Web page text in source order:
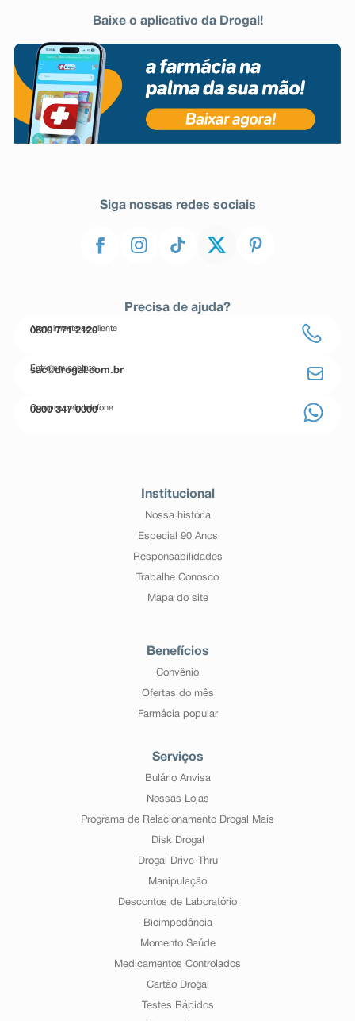
Baixe o aplicativo da Drogal!
Siga nossas redes sociais
Precisa de ajuda?
Atendimento ao cliente
0800 771 2120
Entre em contato
sac@drogal.com.br
Compre pelo telefone
0800 347 0000
Institucional
Nossa história
Especial 90 Anos
Responsabilidades
Trabalhe Conosco
Mapa do site
Benefícios
Convênio
Ofertas do mês
Farmácia popular
Serviços
Bulário Anvisa
Nossas Lojas
Programa de Relacionamento Drogal Mais
Disk Drogal
Drogal Drive-Thru
Manipulação
Descontos de Laboratório
Bioimpedância
Momento Saúde
Medicamentos Controlados
Cartão Drogal
Testes Rápidos